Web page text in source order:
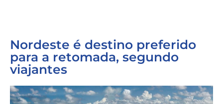
Nordeste é destino preferido
para a retomada, segundo
viajantes